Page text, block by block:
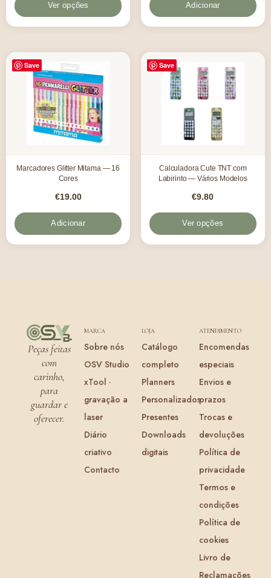
Ver opções Adicionar
Save
Marcadores Glitter Mitama — 16
Cores
€19.00
Adicionar
Save
Calculadora Cute TNT com
Labirinto — Vários Modelos
€9.80
Ver opções
Peças feitas
com
carinho,
para
guardar e
oferecer.
MARCA
Sobre nós
OSV Studio
xTool ·
gravação a
laser
Diário
criativo
Contacto
LOJA
Catálogo
completo
Planners
Personalizados
Presentes
Downloads
digitais
ATENDIMENTO
Encomendas
especiais
Envios e
prazos
Trocas e
devoluções
Política de
privacidade
Termos e
condições
Política de
cookies
Livro de
Reclamações